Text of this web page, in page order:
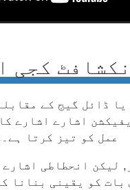
کجی
اشارے اشارے کا
عمل کو تیز کرتا ہے۔.
لیکن انحطاطی اشارے
کو یقینی بنانا